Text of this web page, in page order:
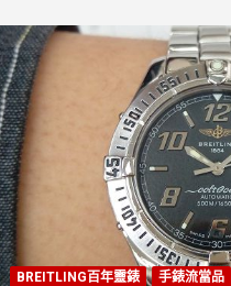
BREITLING百年靈錶 手錶流當品